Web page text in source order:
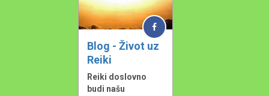
Blog - Život uz
Reiki
Reiki doslovno
budi našu